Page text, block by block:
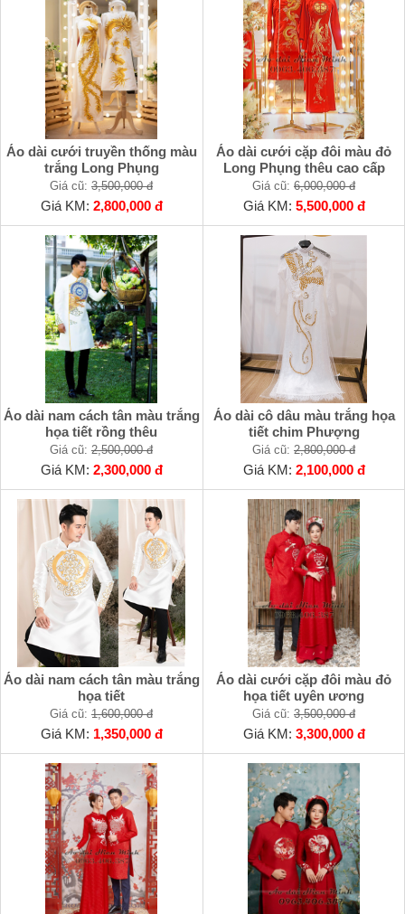
Áo dài cưới truyền thống màu
trắng Long Phụng
Giá cũ: 3,500,000 đ
Giá KM: 2,800,000 đ
Áo dài cưới cặp đôi màu đỏ
Long Phụng thêu cao cấp
Giá cũ: 6,000,000 đ
Giá KM: 5,500,000 đ
Áo dài nam cách tân màu trắng
họa tiết rồng thêu
Giá cũ: 2,500,000 đ
Giá KM: 2,300,000 đ
Áo dài cô dâu màu trắng họa
tiết chim Phượng
Giá cũ: 2,800,000 đ
Giá KM: 2,100,000 đ
Áo dài nam cách tân màu trắng
họa tiết
Giá cũ: 1,600,000 đ
Giá KM: 1,350,000 đ
Áo dài cưới cặp đôi màu đỏ
họa tiết uyên ương
Giá cũ: 3,500,000 đ
Giá KM: 3,300,000 đ